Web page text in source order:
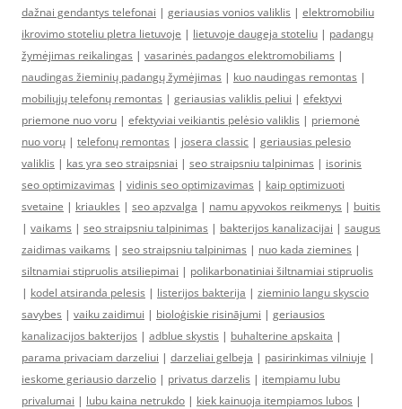
dažnai gendantys telefonai | geriausias vonios valiklis | elektromobiliu
ikrovimo stoteliu pletra lietuvoje | lietuvoje daugeja stoteliu | padangų
žymėjimas reikalingas | vasarinės padangos elektromobiliams |
naudingas žieminių padangų žymėjimas | kuo naudingas remontas |
mobiliųjų telefonų remontas | geriausias valiklis peliui | efektyvi
priemone nuo voru | efektyviai veikiantis pelėsio valiklis | priemonė
nuo vorų | telefonų remontas | josera classic | geriausias pelesio
valiklis | kas yra seo straipsniai | seo straipsniu talpinimas | isorinis
seo optimizavimas | vidinis seo optimizavimas | kaip optimizuoti
svetaine | kriaukles | seo apzvalga | namu apyvokos reikmenys | buitis
| vaikams | seo straipsniu talpinimas | bakterijos kanalizacijai | saugus
zaidimas vaikams | seo straipsniu talpinimas | nuo kada ziemines |
siltnamiai stipruolis atsiliepimai | polikarbonatiniai šiltnamiai stipruolis
| kodel atsiranda pelesis | listerijos bakterija | zieminio langu skyscio
savybes | vaiku zaidimui | bioloģiskie risinājumi | geriausios
kanalizacijos bakterijos | adblue skystis | buhalterine apskaita |
parama privaciam darzeliui | darzeliai gelbeja | pasirinkimas vilniuje |
ieskome geriausio darzelio | privatus darzelis | itempiamu lubu
privalumai | lubu kaina netrukdo | kiek kainuoja itempiamos lubos |